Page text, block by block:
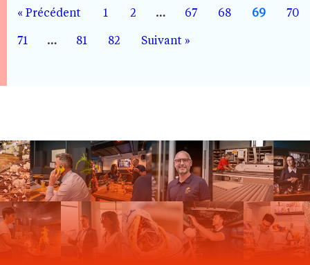
« Précédent 1 2 … 67 68 69 70
71 … 81 82 Suivant »